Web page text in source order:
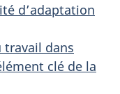
d’adaptation
travail dans
clé de la